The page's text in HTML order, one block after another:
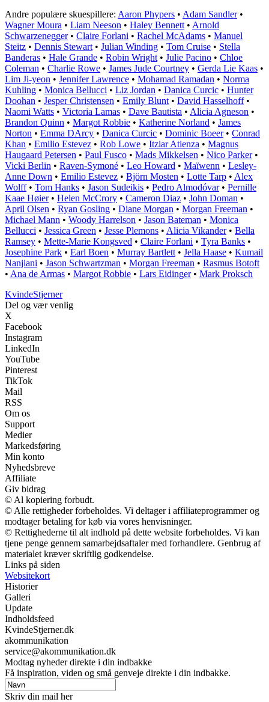
Andre populære skuespillere: Aaron Phypers • Adam Sandler•
Wagner Moura • Liam Neeson • Haley Bennett • Arnold
Schwarzenegger• Claire Forlani • Rachel McAdams • Manuel
Steitz • Dennis Stewart • Julian Winding • Tom Cruise • Stella
Banderas • Hale Grande • Robin Wright • Julie Pacino • Chloe
Coleman • Charlie Rowe • James Jude Courtney • Gerda Lie Kaas •
Lim Ji-yeon • Jennifer Lawrence • Mohamad Ramadan • Norma
Kuhling • Monica Bellucci • Liz Jordan • Danica Curcic • Hunter
Doohan • Jesper Christensen • Emily Blunt • David Hasselhoff•
Naomi Watts • Victoria Lamas • Dave Bautista • Alicia Agneson •
Brandon Quinn • Margot Robbie • Katherine Norland • James
Norton • Emma DArcy • Danica Curcic • Dominic Boeer• Conrad
Khan • Emilio Estevez • Rob Lowe • Itziar Atienza • Magnus
Haugaard Petersen • Paul Fusco • Mads Mikkelsen • Nico Parker•
Vicki Berlin • Raven-Symoné • Leo Howard • Maïwenn • Lesley-
Anne Down • Emilio Estevez • Björn Mosten • Lotte Tarp • Alex
Wolff• Tom Hanks • Jason Sudeikis • Pedro Almodóvar• Pernille
Kaae Høier• Helen McCrory • Cameron Diaz • John Doman •
April Olsen • Ryan Gosling • Diane Morgan • Morgan Freeman •
Michael Mann • Woody Harrelson • Jason Bateman • Monica
Bellucci • Jessica Green • Jesse Plemons • Alicia Vikander• Bella
Ramsey • Mette-Marie Kongsved • Claire Forlani • Tyra Banks •
Josephine Park • Earl Boen • Murray Bartlett • Jella Haase • Kumail
Nanjiani • Jason Schwartzman • Morgan Freeman • Rasmus Botoft
• Ana de Armas • Margot Robbie • Lars Eidinger• Mark Proksch
KvindeStjerner
Del og vær venlig
X
Facebook
Instagram
LinkedIn
YouTube
Pinterest
TikTok
Mail
RSS
Om os
Support
Medier
Markedsføring
Min konto
Nyhedsbreve
Affiliate
Giv bidrag
© Al kopiering forbudt.
© Alle rettigheder forbeholdes. Vi deltager i affiliateprogrammer og
modtager betaling for køb via vores henvisninger.
© Rettighederne til alt indhold på dette website forbeholdes. Vi kan
tjene penge gennem samarbejdsaftaler med forhandlere. Genbrug af
materialet kræver skriftlig godkendelse.
Links på siden
Websitekort
Historier
Galleri
Update
Indholdsfeed
KvindeStjerner.dk
akommunikation
service@akommunikation.dk
Modtag nyheder direkte i din indbakke
Få inspiration, viden og små genveje direkte i din indbakke.
Skriv din mail her